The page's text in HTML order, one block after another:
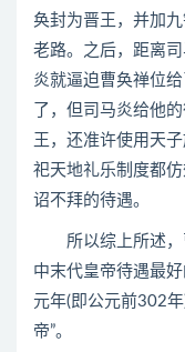
奂封为晋王，并加
老路。之后，距离
炎就逼迫曹奂禅位
了，但司马炎给他
王，还准许使用天
祀天地礼乐制度都
诏不拜的待遇。
所以综上所述，
中末代皇帝待遇最
元年(即公元前302
帝”。